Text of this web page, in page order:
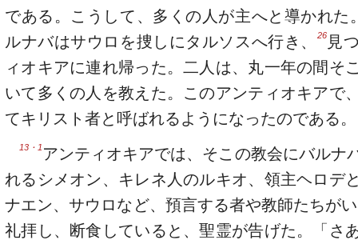
である。こうして、多くの人が主へと導かれた
ルナバはサウロを捜しにタルソスへ行き、
26見
ィオキアに連れ帰った。二人は、丸一年の間そ
いて多くの人を教えた。このアンティオキアで
てキリスト者と呼ばれるようになったのである。
13・1 アンティオキアでは、そこの教会にバルナ
れるシメオン、キレネ人のルキオ、領主ヘロデ
ナエン、サウロなど、預言する者や教師たちが
礼拝し、断食していると、聖霊が告げた。「さ